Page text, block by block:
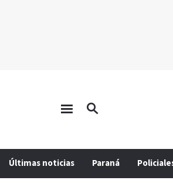
Últimas noticias Paraná